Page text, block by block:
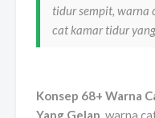
tidur sempit, warna
cat kamar tidur
Konsep 68+ Warna
Yang Gelap. warna